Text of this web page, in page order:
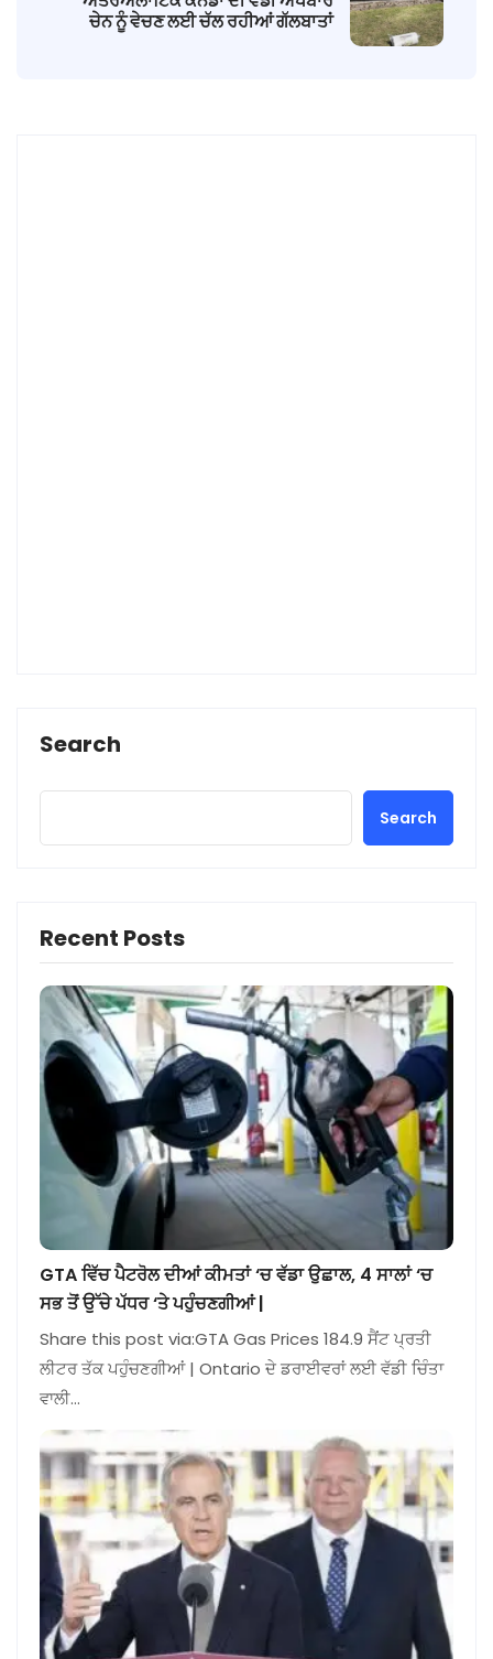
ਚੇਨ ਨੂੰ ਵੇਚਣ ਲਈ ਚੱਲ ਰਹੀਆਂ ਗੱਲਬਾਤਾਂ
Search
Search
Recent Posts
GTA ਵਿੱਚ ਪੈਟਰੋਲ ਦੀਆਂ ਕੀਮਤਾਂ ‘ਚ ਵੱਡਾ ਉਛਾਲ, 4 ਸਾਲਾਂ ‘ਚ
ਸਭ ਤੋਂ ਉੱਚੇ ਪੱਧਰ ‘ਤੇ ਪਹੁੰਚਣਗੀਆਂ |
Share this post via:GTA Gas Prices 184.9 ਸੈਂਟ ਪ੍ਰਤੀ
ਲੀਟਰ ਤੱਕ ਪਹੁੰਚਣਗੀਆਂ | Ontario ਦੇ ਡਰਾਈਵਰਾਂ ਲਈ ਵੱਡੀ ਚਿੰਤਾ
ਵਾਲੀ…